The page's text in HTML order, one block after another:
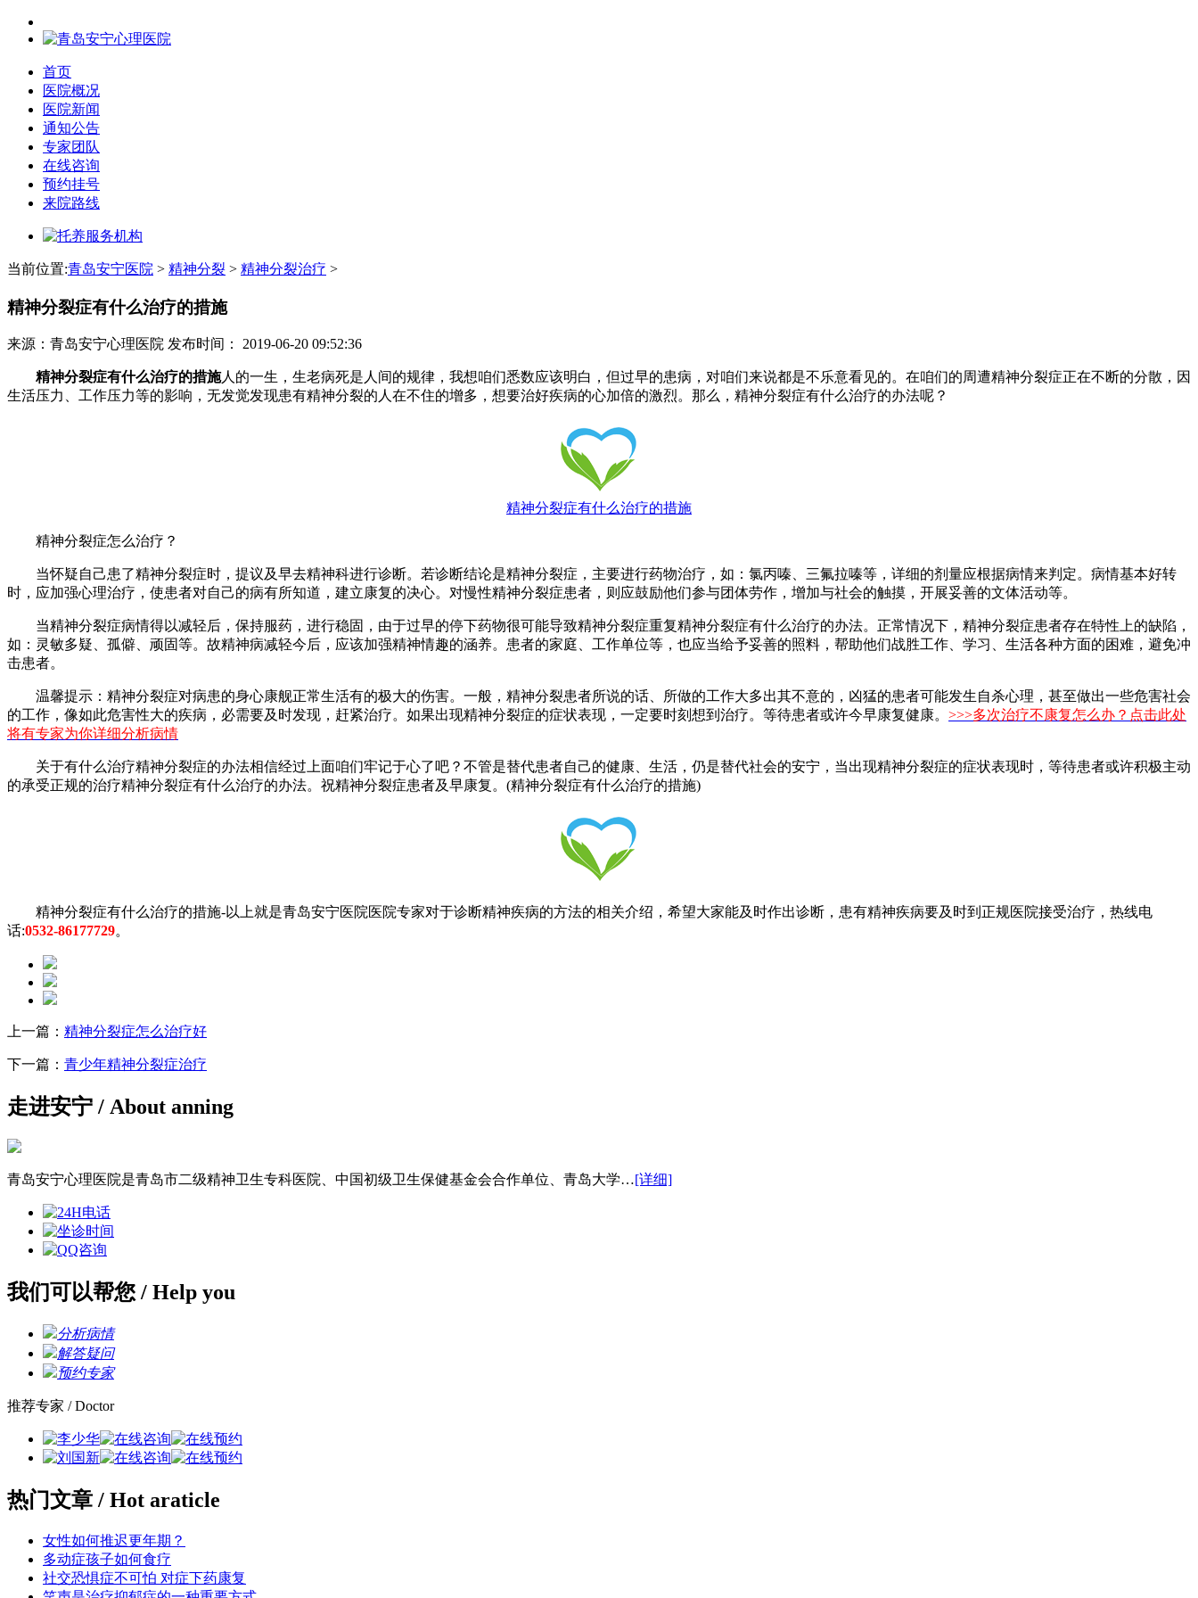
首页
医院概况
医院新闻
通知公告
专家团队
在线咨询
预约挂号
来院路线
当前位置:青岛安宁医院 > 精神分裂 > 精神分裂治疗 >
精神分裂症有什么治疗的措施
来源：青岛安宁心理医院 发布时间： 2019-06-20 09:52:36
精神分裂症有什么治疗的措施人的一生，生老病死是人间的规律，我想咱们悉数应该明白，但过早的患病，对咱们来说都是不乐意看见的。在咱们的周遭精神分裂症正在不断的分散，因
生活压力、工作压力等的影响，无发觉发现患有精神分裂的人在不住的增多，想要治好疾病的心加倍的激烈。那么，精神分裂症有什么治疗的办法呢？
精神分裂症有什么治疗的措施
精神分裂症怎么治疗？
当怀疑自己患了精神分裂症时，提议及早去精神科进行诊断。若诊断结论是精神分裂症，主要进行药物治疗，如：氯丙嗪、三氟拉嗪等，详细的剂量应根据病情来判定。病情基本好转
时，应加强心理治疗，使患者对自己的病有所知道，建立康复的决心。对慢性精神分裂症患者，则应鼓励他们参与团体劳作，增加与社会的触摸，开展妥善的文体活动等。
当精神分裂症病情得以减轻后，保持服药，进行稳固，由于过早的停下药物很可能导致精神分裂症重复精神分裂症有什么治疗的办法。正常情况下，精神分裂症患者存在特性上的缺陷，
如：灵敏多疑、孤僻、顽固等。故精神病减轻今后，应该加强精神情趣的涵养。患者的家庭、工作单位等，也应当给予妥善的照料，帮助他们战胜工作、学习、生活各种方面的困难，避免冲
击患者。
温馨提示：精神分裂症对病患的身心康舰正常生活有的极大的伤害。一般，精神分裂患者所说的话、所做的工作大多出其不意的，凶猛的患者可能发生自杀心理，甚至做出一些危害社会
的工作，像如此危害性大的疾病，必需要及时发现，赶紧治疗。如果出现精神分裂症的症状表现，一定要时刻想到治疗。等待患者或许今早康复健康。 >>>多次治疗不康复怎么办？点击此处
将有专家为你详细分析病情
关于有什么治疗精神分裂症的办法相信经过上面咱们牢记于心了吧？不管是替代患者自己的健康、生活，仍是替代社会的安宁，当出现精神分裂症的症状表现时，等待患者或许积极主动
的承受正规的治疗精神分裂症有什么治疗的办法。祝精神分裂症患者及早康复。(精神分裂症有什么治疗的措施)
精神分裂症有什么治疗的措施-以上就是青岛安宁医院医院专家对于诊断精神疾病的方法的相关介绍，希望大家能及时作出诊断，患有精神疾病要及时到正规医院接受治疗，热线电
话:0532-86177729。
上一篇： 精神分裂症怎么治疗好
下一篇： 青少年精神分裂症治疗
走进安宁 / About anning
青岛安宁心理医院是青岛市二级精神卫生专科医院、中国初级卫生保健基金会合作单位、青岛大学…[详细]
我们可以帮您 / Help you
分析病情
解答疑问
预约专家
推荐专家 / Doctor
热门文章 / Hot araticle
女性如何推迟更年期？
多动症孩子如何食疗
社交恐惧症不可怕 对症下药康复